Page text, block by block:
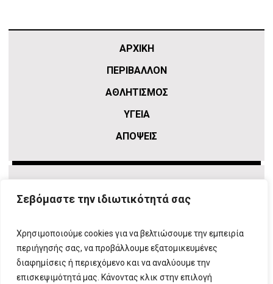
Σεβόμαστε την ιδιωτικότητά σας
Χρησιμοποιούμε cookies για να βελτιώσουμε την εμπειρία
περιήγησής σας, να προβάλλουμε εξατομικευμένες
διαφημίσεις ή περιεχόμενο και να αναλύουμε την
επισκεψιμότητά μας. Κάνοντας κλικ στην επιλογή
ΑΡΧΙΚΗ
ΠΕΡΙΒΑΛΛΟΝ
ΑΘΛΗΤΙΣΜΌΣ
ΥΓΕΙΑ
ΑΠΟΨΕΙΣ